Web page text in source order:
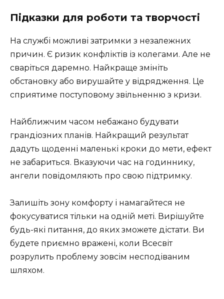
Підказки для роботи та творчості
На службі можливі затримки з незалежних
причин. Є ризик конфліктів із колегами. Але не
сваріться даремно. Найкраще змініть
обстановку або вирушайте у відрядження. Це
сприятиме поступовому звільненню з кризи.
Найближчим часом небажано будувати
грандіозних планів. Найкращий результат
дадуть щоденні маленькі кроки до мети, ефект
не забариться. Вказуючи час на годиннику,
ангели повідомляють про свою підтримку.
Залишіть зону комфорту і намагайтеся не
фокусуватися тільки на одній меті. Вирішуйте
будь-які питання, до яких зможете дістати. Ви
будете приємно вражені, коли Всесвіт
розрулить проблему зовсім несподіваним
шляхом.